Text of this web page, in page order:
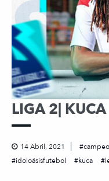
LIGA 2| KUCA
14 Abril, 2021
idoloásisfutebol
kuca